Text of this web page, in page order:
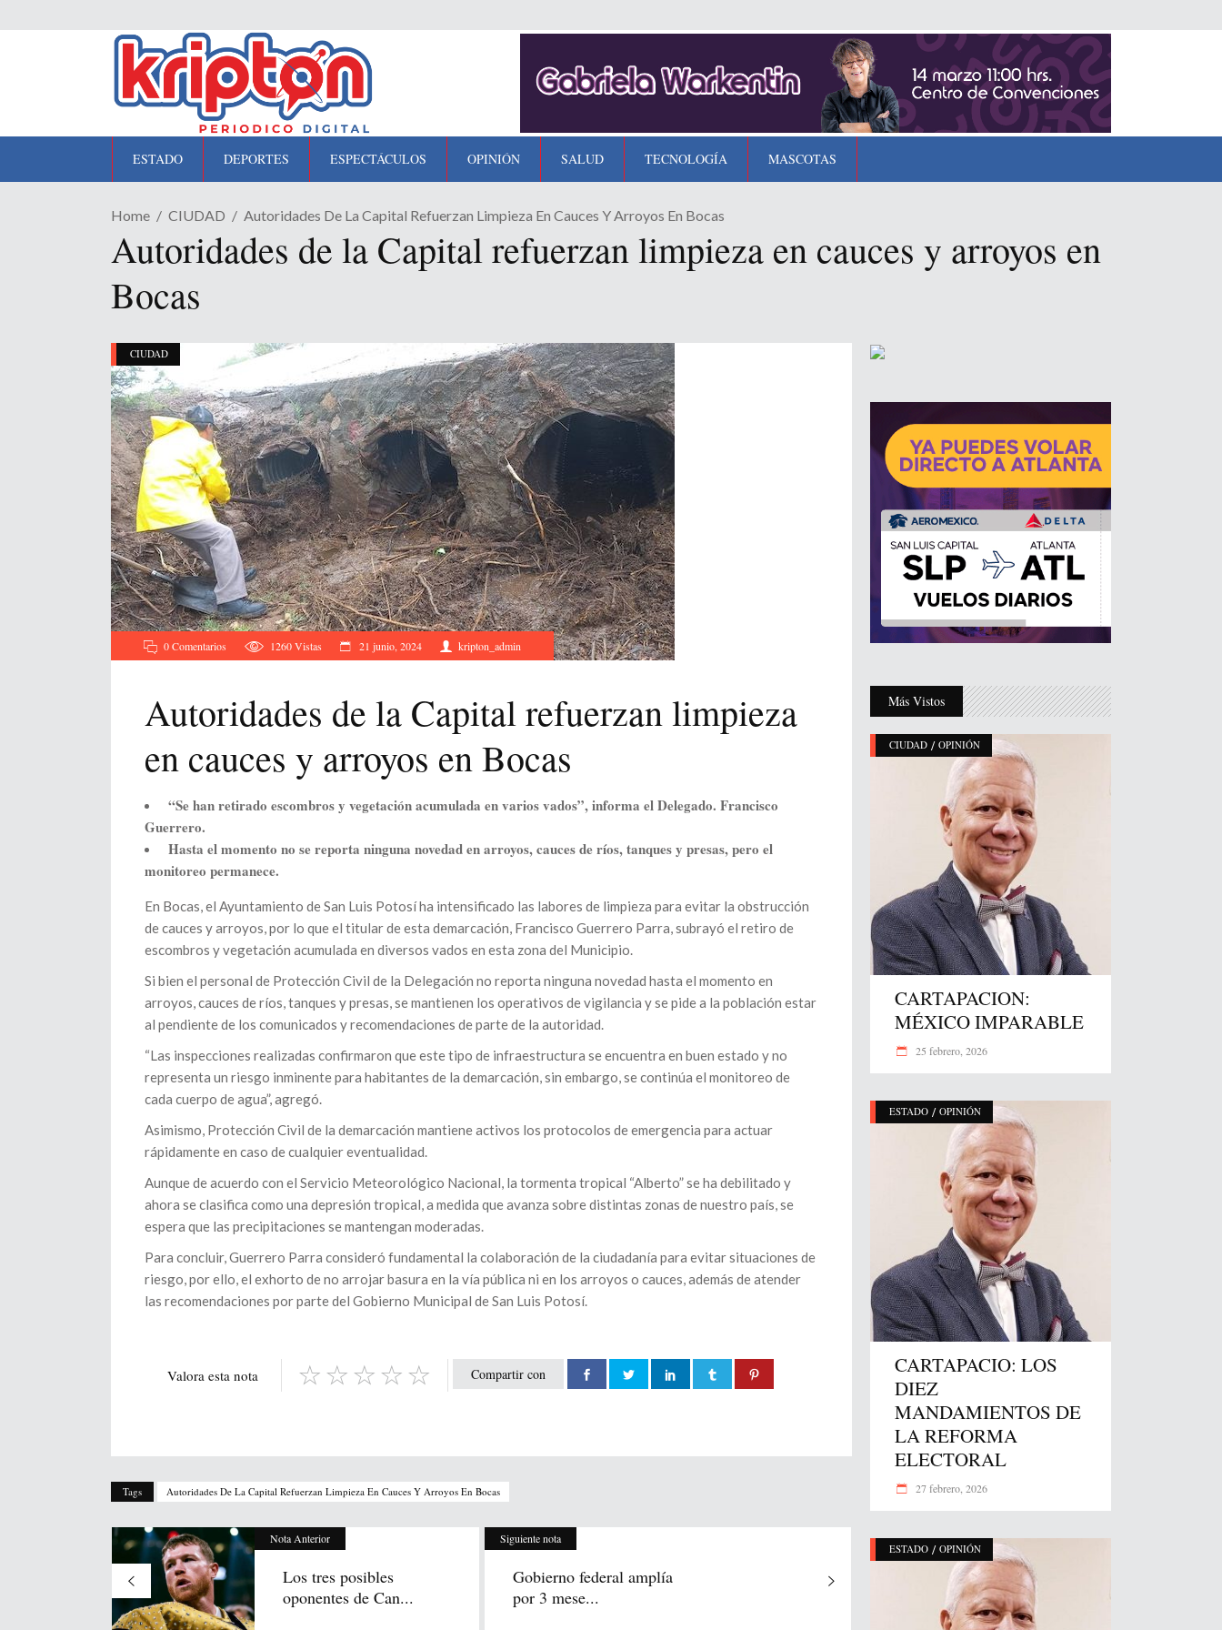
ESTADO DEPORTES ESPECTÁCULOS OPINIÓN SALUD TECNOLOGÍA MASCOTAS
Home CIUDAD Autoridades De La Capital Refuerzan Limpieza En Cauces Y Arroyos En Bocas
Autoridades de la Capital refuerzan limpieza en cauces y arroyos en
Bocas
CIUDAD
0 Comentarios 1260Vistas 21 junio, 2024 kripton_admin
Autoridades de la Capital refuerzan limpieza
en cauces y arroyos en Bocas
“Se han retirado escombros y vegetación acumulada en varios vados”, informa el Delegado. Francisco
Guerrero.
Hasta el momento no se reporta ninguna novedad en arroyos, cauces de ríos, tanques y presas, pero el
monitoreo permanece.
En Bocas, el Ayuntamiento de San Luis Potosí ha intensificado las labores de limpieza para evitar la obstrucción
de cauces y arroyos, por lo que el titular de esta demarcación, Francisco Guerrero Parra, subrayó el retiro de
escombros y vegetación acumulada en diversos vados en esta zona del Municipio.
Si bien el personal de Protección Civil de la Delegación no reporta ninguna novedad hasta el momento en
arroyos, cauces de ríos, tanques y presas, se mantienen los operativos de vigilancia y se pide a la población estar
al pendiente de los comunicados y recomendaciones de parte de la autoridad.
“Las inspecciones realizadas confirmaron que este tipo de infraestructura se encuentra en buen estado y no
representa un riesgo inminente para habitantes de la demarcación, sin embargo, se continúa el monitoreo de
cada cuerpo de agua”, agregó.
Asimismo, Protección Civil de la demarcación mantiene activos los protocolos de emergencia para actuar
rápidamente en caso de cualquier eventualidad.
Aunque de acuerdo con el Servicio Meteorológico Nacional, la tormenta tropical “Alberto” se ha debilitado y
ahora se clasifica como una depresión tropical, a medida que avanza sobre distintas zonas de nuestro país, se
espera que las precipitaciones se mantengan moderadas.
Para concluir, Guerrero Parra consideró fundamental la colaboración de la ciudadanía para evitar situaciones de
riesgo, por ello, el exhorto de no arrojar basura en la vía pública ni en los arroyos o cauces, además de atender
las recomendaciones por parte del Gobierno Municipal de San Luis Potosí.
Compartir con
Valora esta nota
Tags Autoridades De La Capital Refuerzan Limpieza En Cauces Y Arroyos En Bocas
Nota Anterior
Los tres posibles
oponentes de Can...
Siguiente nota
Gobierno federal amplía
por 3 mese...
Más Vistos
CIUDAD / OPINIÓN
CARTAPACION:
MÉXICO IMPARABLE
25 febrero, 2026
ESTADO / OPINIÓN
CARTAPACIO: LOS
DIEZ
MANDAMIENTOS DE
LA REFORMA
ELECTORAL
27 febrero, 2026
ESTADO / OPINIÓN